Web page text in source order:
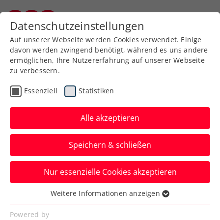
Zurück zur Newsübersicht
Turniere
Generali Open Kitzbühel:
Sportstars geben sich die
Klinke in die Hand
Von Radstar Felix Gall über die
Wintersportler:innen: Das ATP-Turnier
stößt allseits auf Begeisterung.
Verfasst von: Presseaussendung / Redaktion, 02.08.2023
Datenschutzeinstellungen
Auf unserer Webseite werden Cookies verwendet. Einige
davon werden zwingend benötigt, während es uns andere
ermöglichen, Ihre Nutzererfahrung auf unserer Webseite
zu verbessern.
Essenziell Statistiken
Alle akzeptieren
Speichern & schließen
Nur essenzielle Cookies akzeptieren
Essenziell
Essenzielle Cookies werden für grundlegende
Weitere Informationen anzeigen
Powered by